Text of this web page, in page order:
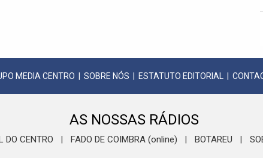
MEDIA CENTRO SOBRE NÓS ESTATUTO EDITORIAL
AS NOSSAS RÁDIOS
DO CENTRO FADO DE COIMBRA (online) BOTAREU